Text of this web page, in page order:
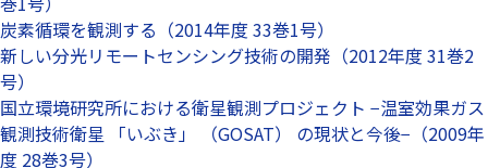
炭素循環を観測する（2014年度 33巻1号）
新しい分光リモートセンシング技術の開発（2012年度 31巻2
号）
国立環境研究所における衛星観測プロジェクト −温室効果ガス
観測技術衛星 「いぶき」 （GOSAT） の現状と今後−（2009年
度 28巻3号）